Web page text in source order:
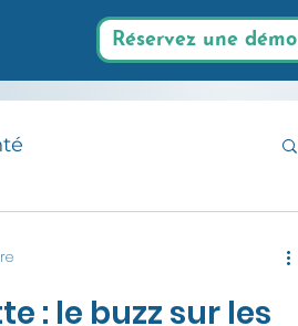
Réservez une démo
: le buzz sur les